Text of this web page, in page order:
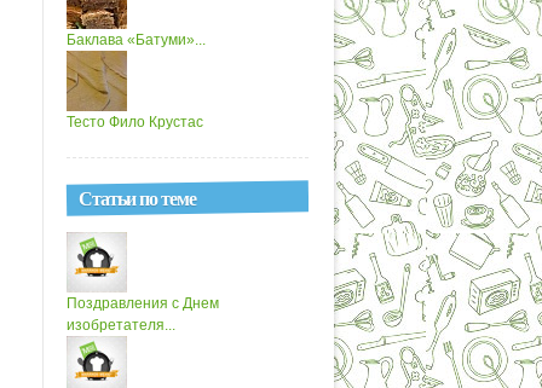
Баклава «Батуми»...
Тесто Фило Крустас
Статьи по теме
Поздравления с Днем
изобретателя...